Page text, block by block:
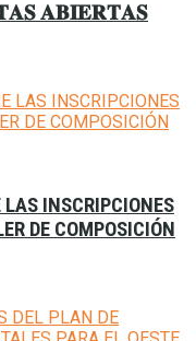
𝐀𝐁𝐈𝐄𝐑𝐓𝐀𝐒
INSCRIPCIONES
DE COMPOSICIÓN